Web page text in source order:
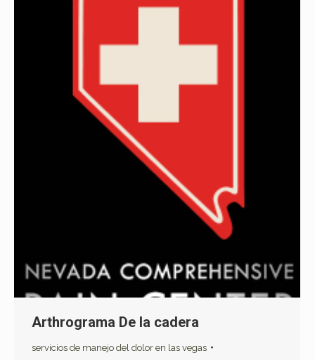
Arthrograma De la cadera
servicios de manejo del dolor en las vegas